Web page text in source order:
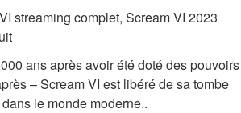
streaming complet, Scream VI 2023
ans après avoir été doté des pouvoirs
– Scream VI est libéré de sa tombe
le monde moderne..